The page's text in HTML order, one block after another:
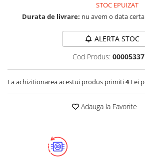
Radio
RTC
Telecomenzi
STOC EPUIZAT
Durata de livrare: nu avem o data
ALERTA STOC
Cod Produs: 00005337
La achizitionarea acestui produs primiti4Lei
Adauga la Favorite